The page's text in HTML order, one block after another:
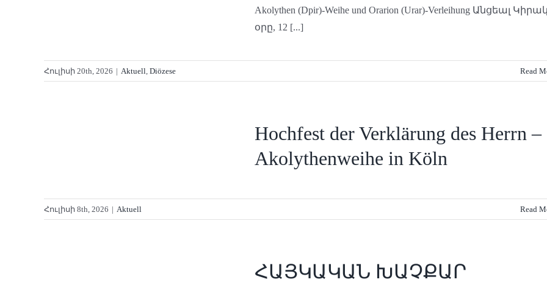
Akolythen (Dpir)-Weihe und Orarion (Urar)-Verleihung Անցեալ
օրը, 12 [...]
Հուլիսի 20th, 2026 | Aktuell, Diözese Read
Hochfest der Verklärung des Herrn –
Akolythenweihe in Köln
Հուլիսի 8th, 2026 | Aktuell Read
ՀԱՅԿԱԿԱՆ ԽԱՉՔԱՐ